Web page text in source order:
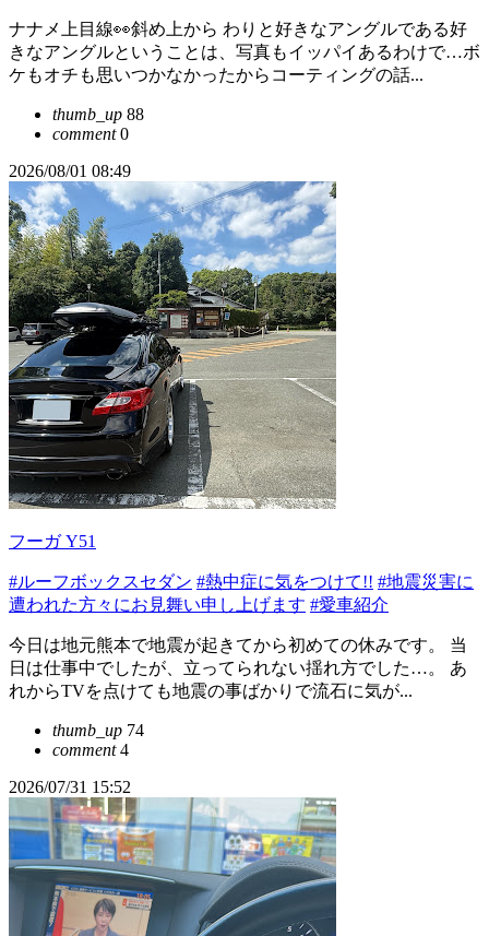
ナナメ上目線👀斜め上から わりと好きなアングルである好
きなアングルということは、写真もイッパイあるわけで…ボ
ケもオチも思いつかなかったからコーティングの話...
thumb_up 88
comment0
2026/08/01 08:49
フーガ Y51
#ルーフボックスセダン #熱中症に気をつけて!! #地震災害に
遭われた方々にお見舞い申し上げます #愛車紹介
今日は地元熊本で地震が起きてから初めての休みです。 当
日は仕事中でしたが、立ってられない揺れ方でした…。 あ
れからTVを点けても地震の事ばかりで流石に気が...
thumb_up 74
comment4
2026/07/31 15:52